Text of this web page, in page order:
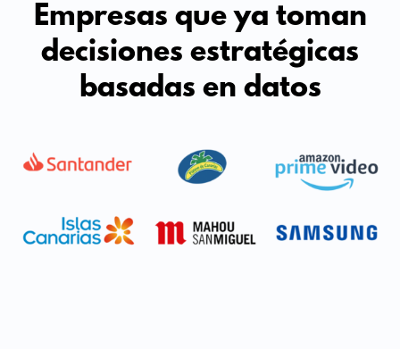
Empresas que ya toman
decisiones estratégicas
basadas en datos